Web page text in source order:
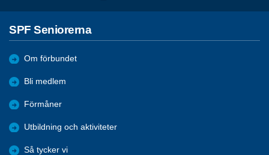
SPF Seniorerna
Om förbundet
Bli medlem
Förmåner
Utbildning och aktiviteter
Så tycker vi